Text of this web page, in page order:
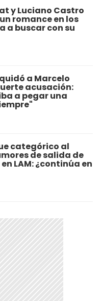
y Luciano Castro
romance en los
a buscar con su
a Marcelo
acusación:
a pegar una
categórico al
de salida de
LAM: ¿continúa en